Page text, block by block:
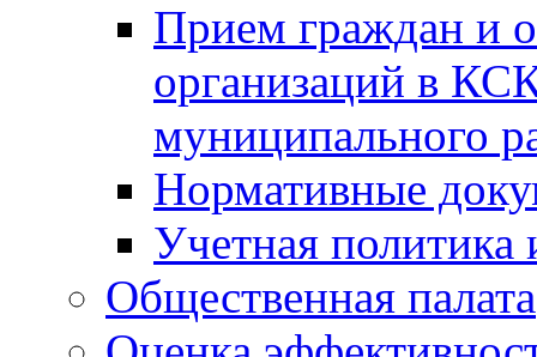
Прием граждан и
организаций в
муниципального
Нормативные
Учетная политика
Общественная палата